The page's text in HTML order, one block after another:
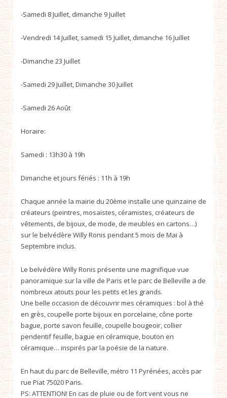
-Samedi 8 Juillet, dimanche 9 Juillet
-Vendredi 14 Juillet, samedi 15 Juillet, dimanche 16 Juillet
-Dimanche 23 Juillet
-Samedi 29 Juillet, Dimanche 30 Juillet
-Samedi 26 Août
Horaire:
Samedi : 13h30 à 19h
Dimanche et jours fériés : 11h à 19h
Chaque année la mairie du 20ème installe une quinzaine de
créateurs (peintres, mosaïstes, céramistes, créateurs de
vêtements, de bijoux, de mode, de meubles en cartons…)
sur le belvédère Willy Ronis pendant 5 mois de Mai à
Septembre inclus.
Le belvédère Willy Ronis présente une magnifique vue
panoramique sur la ville de Paris et le parc de Belleville a de
nombreux atouts pour les petits et les grands.
Une belle occasion de découvrir mes céramiques : bol à thé
en grès, coupelle porte bijoux en porcelaine, cône porte
bague, porte savon feuille, coupelle bougeoir, collier
pendentif feuille, bague en céramique, bouton en
céramique… inspirés par la poésie de la nature.
En haut du parc de Belleville, métro 11 Pyrénées, accès par
rue Piat 75020 Paris.
PS: ATTENTION! En cas de pluie ou de fort vent vous ne